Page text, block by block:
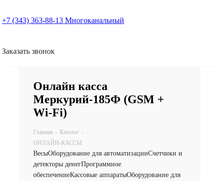
+7 (343) 363-88-13 Многоканальный
Заказать звонок
Онлайн касса
Меркурий-185Ф (GSM +
Wi-Fi)
Главная - Каталог -
ОНЛАЙН-КАССЫ
ВесыОборудование для автоматизацииСчетчики и
детекторы денегПрограммное
обеспечениеКассовые аппаратыОборудование для